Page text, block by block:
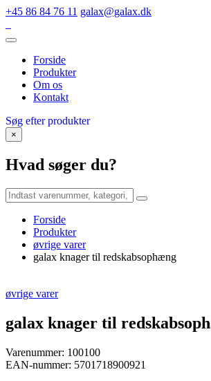
+45 86 84 76 11 galax@galax.dk
Forside
Produkter
Om os
Kontakt
Søg efter produkter
×
Hvad søger du?
Forside
Produkter
øvrige varer
galax knager til redskabsophæng
øvrige varer
galax knager til
Varenummer: 100100
EAN-nummer: 5701718900921